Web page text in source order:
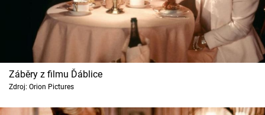
Záběry z filmu Ďáblice
Zdroj: Orion Pictures